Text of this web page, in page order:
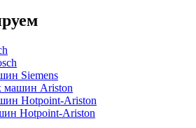
Siemens
машин Ariston
Hotpoint-Ariston
Hotpoint-Ariston